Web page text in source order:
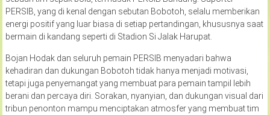
PERSIB, yang di kenal dengan sebutan Bobotoh, selalu memberikan
energi positif yang luar biasa di setiap pertandingan, khususnya saat
bermain di kandang seperti di Stadion Si Jalak Harupat.
Bojan Hodak dan seluruh pemain PERSIB menyadari bahwa
kehadiran dan dukungan Bobotoh tidak hanya menjadi motivasi,
tetapi juga penyemangat yang membuat para pemain tampil lebih
berani dan percaya diri. Sorakan, nyanyian, dan dukungan visual dari
tribun penonton mampu menciptakan atmosfer yang membuat tim